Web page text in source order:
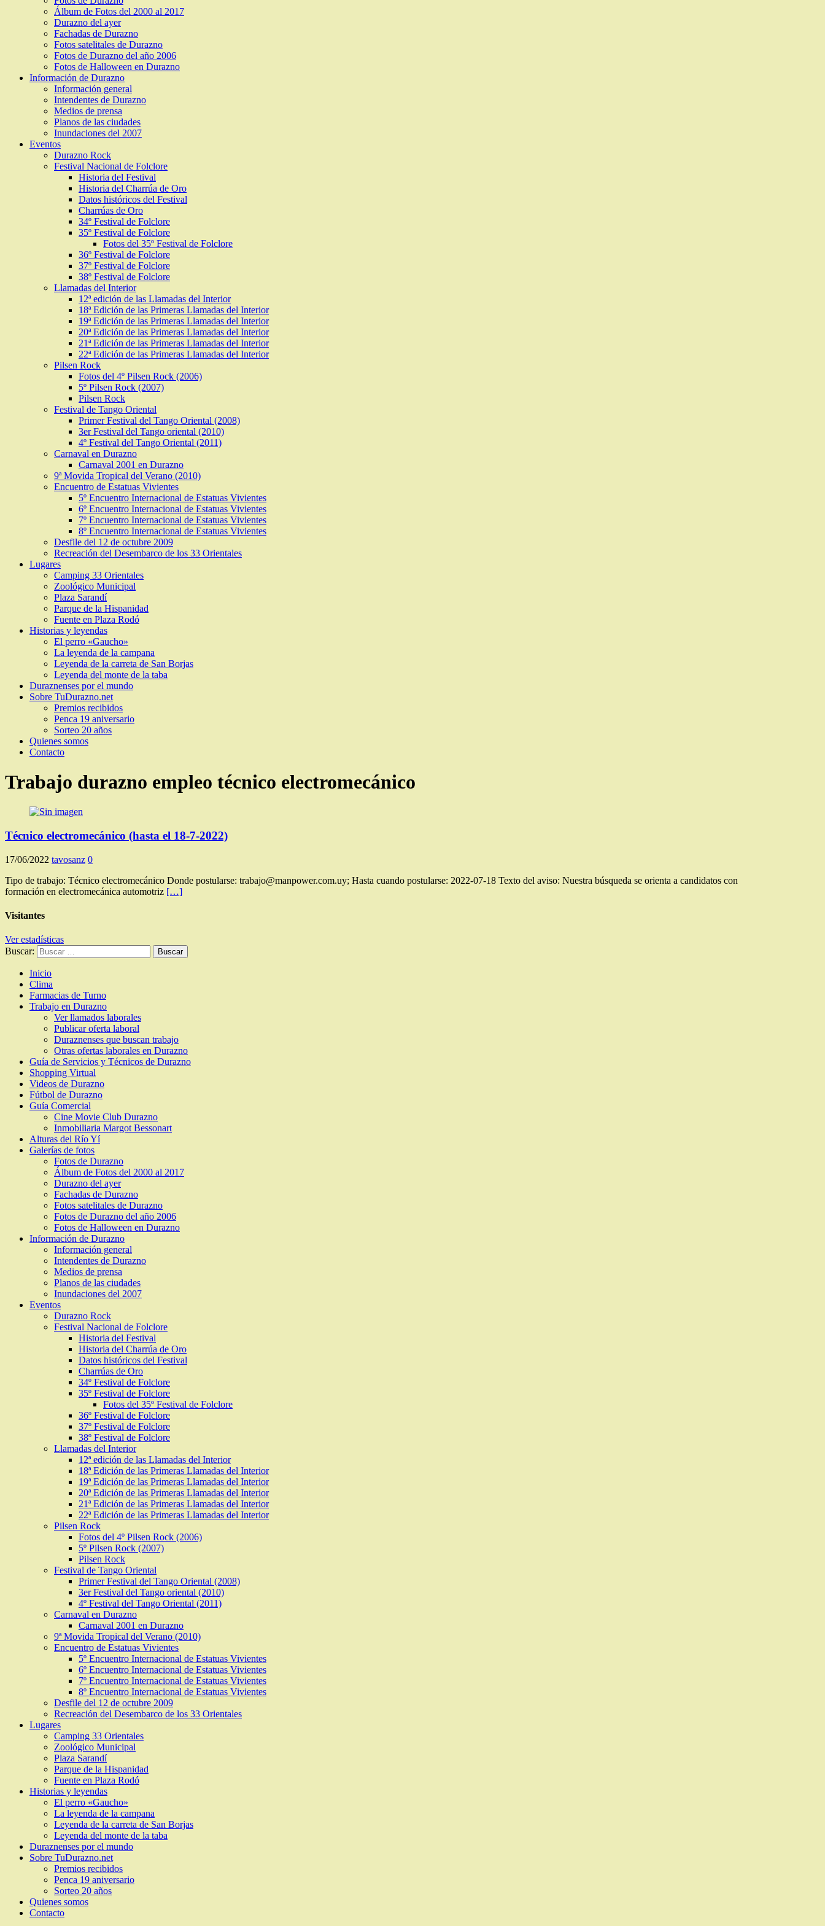
Álbum de Fotos del 2000 al 2017
Durazno del ayer
Fachadas de Durazno
Fotos satelitales de Durazno
Fotos de Durazno del año 2006
Fotos de Halloween en Durazno
Información de Durazno
Información general
Intendentes de Durazno
Medios de prensa
Planos de las ciudades
Inundaciones del 2007
Eventos
Durazno Rock
Festival Nacional de Folclore
Historia del Festival
Historia del Charrúa de Oro
Datos históricos del Festival
Charrúas de Oro
34º Festival de Folclore
35º Festival de Folclore
Fotos del 35º Festival de Folclore
36º Festival de Folclore
37º Festival de Folclore
38º Festival de Folclore
Llamadas del Interior
12ª edición de las Llamadas del Interior
18ª Edición de las Primeras Llamadas del Interior
19ª Edición de las Primeras Llamadas del Interior
20ª Edición de las Primeras Llamadas del Interior
21ª Edición de las Primeras Llamadas del Interior
22ª Edición de las Primeras Llamadas del Interior
Pilsen Rock
Fotos del 4º Pilsen Rock (2006)
5º Pilsen Rock (2007)
Pilsen Rock
Festival de Tango Oriental
Primer Festival del Tango Oriental (2008)
3er Festival del Tango oriental (2010)
4º Festival del Tango Oriental (2011)
Carnaval en Durazno
Carnaval 2001 en Durazno
9ª Movida Tropical del Verano (2010)
Encuentro de Estatuas Vivientes
5º Encuentro Internacional de Estatuas Vivientes
6º Encuentro Internacional de Estatuas Vivientes
7º Encuentro Internacional de Estatuas Vivientes
8º Encuentro Internacional de Estatuas Vivientes
Desfile del 12 de octubre 2009
Recreación del Desembarco de los 33 Orientales
Lugares
Camping 33 Orientales
Zoológico Municipal
Plaza Sarandí
Parque de la Hispanidad
Fuente en Plaza Rodó
Historias y leyendas
El perro «Gaucho»
La leyenda de la campana
Leyenda de la carreta de San Borjas
Leyenda del monte de la taba
Duraznenses por el mundo
Sobre TuDurazno.net
Premios recibidos
Penca 19 aniversario
Sorteo 20 años
Quienes somos
Contacto
Trabajo durazno empleo técnico electromecánico
Técnico electromecánico (hasta el 18-7-2022)
17/06/2022 tavosanz 0
Tipo de trabajo: Técnico electromecánico Donde postularse: trabajo@manpower.com.uy; Hasta cuando postularse: 2022-07-18 Texto del aviso: Nuestra búsqueda se orienta a candidatos con
formación en electromecánica automotriz […]
Visitantes
Ver estadísticas
Buscar:
Inicio
Clima
Farmacias de Turno
Trabajo en Durazno
Ver llamados laborales
Publicar oferta laboral
Duraznenses que buscan trabajo
Otras ofertas laborales en Durazno
Guía de Servicios y Técnicos de Durazno
Shopping Virtual
Videos de Durazno
Fútbol de Durazno
Guía Comercial
Cine Movie Club Durazno
Inmobiliaria Margot Bessonart
Alturas del Río Yí
Galerías de fotos
Fotos de Durazno
Álbum de Fotos del 2000 al 2017
Durazno del ayer
Fachadas de Durazno
Fotos satelitales de Durazno
Fotos de Durazno del año 2006
Fotos de Halloween en Durazno
Información de Durazno
Información general
Intendentes de Durazno
Medios de prensa
Planos de las ciudades
Inundaciones del 2007
Eventos
Durazno Rock
Festival Nacional de Folclore
Historia del Festival
Historia del Charrúa de Oro
Datos históricos del Festival
Charrúas de Oro
34º Festival de Folclore
35º Festival de Folclore
Fotos del 35º Festival de Folclore
36º Festival de Folclore
37º Festival de Folclore
38º Festival de Folclore
Llamadas del Interior
12ª edición de las Llamadas del Interior
18ª Edición de las Primeras Llamadas del Interior
19ª Edición de las Primeras Llamadas del Interior
20ª Edición de las Primeras Llamadas del Interior
21ª Edición de las Primeras Llamadas del Interior
22ª Edición de las Primeras Llamadas del Interior
Pilsen Rock
Fotos del 4º Pilsen Rock (2006)
5º Pilsen Rock (2007)
Pilsen Rock
Festival de Tango Oriental
Primer Festival del Tango Oriental (2008)
3er Festival del Tango oriental (2010)
4º Festival del Tango Oriental (2011)
Carnaval en Durazno
Carnaval 2001 en Durazno
9ª Movida Tropical del Verano (2010)
Encuentro de Estatuas Vivientes
5º Encuentro Internacional de Estatuas Vivientes
6º Encuentro Internacional de Estatuas Vivientes
7º Encuentro Internacional de Estatuas Vivientes
8º Encuentro Internacional de Estatuas Vivientes
Desfile del 12 de octubre 2009
Recreación del Desembarco de los 33 Orientales
Lugares
Camping 33 Orientales
Zoológico Municipal
Plaza Sarandí
Parque de la Hispanidad
Fuente en Plaza Rodó
Historias y leyendas
El perro «Gaucho»
La leyenda de la campana
Leyenda de la carreta de San Borjas
Leyenda del monte de la taba
Duraznenses por el mundo
Sobre TuDurazno.net
Premios recibidos
Penca 19 aniversario
Sorteo 20 años
Quienes somos
Contacto